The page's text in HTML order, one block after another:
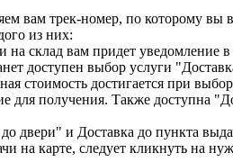
вам трек-номер, по которому вы
из них:
на склад вам придет уведомление
доступен выбор услуги
стоимость достигается при
для получения. Также доступна
двери" и Доставка до пункта
на карте, следует кликнуть на